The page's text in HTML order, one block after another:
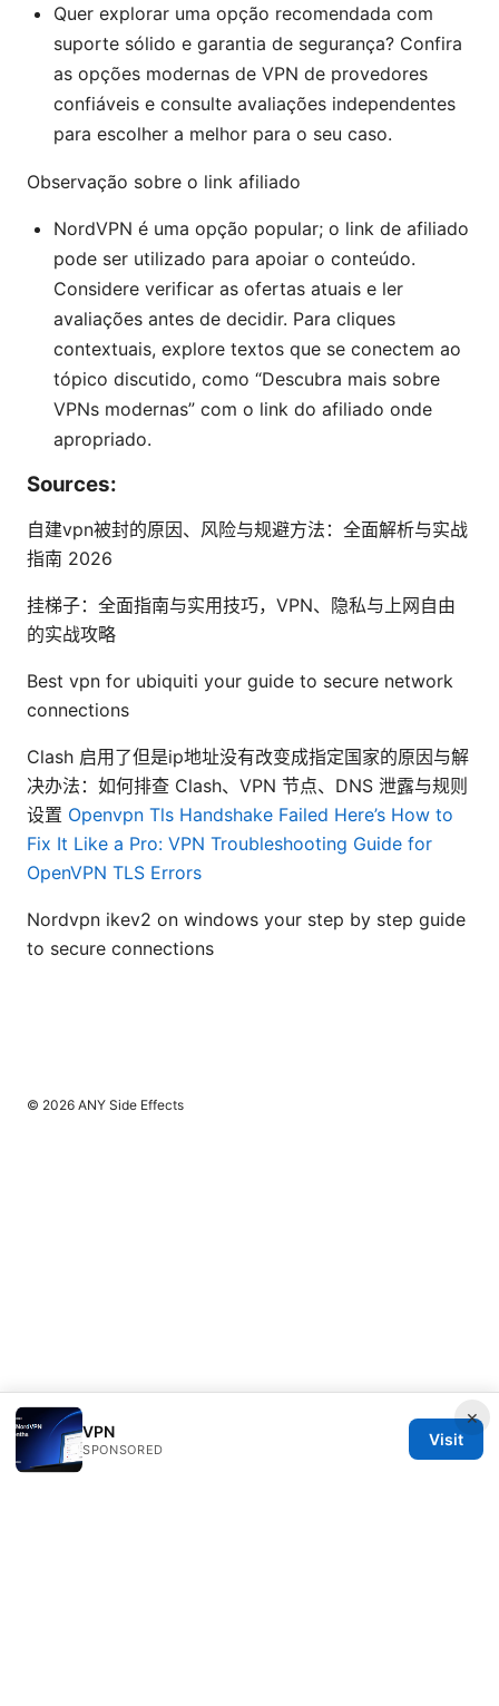
Quer explorar uma opção recomendada com
suporte sólido e garantia de segurança? Confira
as opções modernas de VPN de provedores
confiáveis e consulte avaliações independentes
para escolher a melhor para o seu caso.
Observação sobre o link afiliado
NordVPN é uma opção popular; o link de afiliado
pode ser utilizado para apoiar o conteúdo.
Considere verificar as ofertas atuais e ler
avaliações antes de decidir. Para cliques
contextuais, explore textos que se conectem ao
tópico discutido, como “Descubra mais sobre
VPNs modernas” com o link do afiliado onde
apropriado.
Sources:
自建vpn被封的原因、风险与规避方法：全面解析与实战
指南 2026
挂梯子：全面指南与实用技巧，VPN、隐私与上网自由
的实战攻略
Best vpn for ubiquiti your guide to secure network
connections
Clash 启用了但是ip地址没有改变成指定国家的原因与解
决办法：如何排查 Clash、VPN 节点、DNS 泄露与规则
设置 Openvpn Tls Handshake Failed Here’s How to
Fix It Like a Pro: VPN Troubleshooting Guide for
OpenVPN TLS Errors
Nordvpn ikev2 on windows your step by step guide
to secure connections
×
VPN
SPONSORED
Visit
© 2026 ANY Side Effects